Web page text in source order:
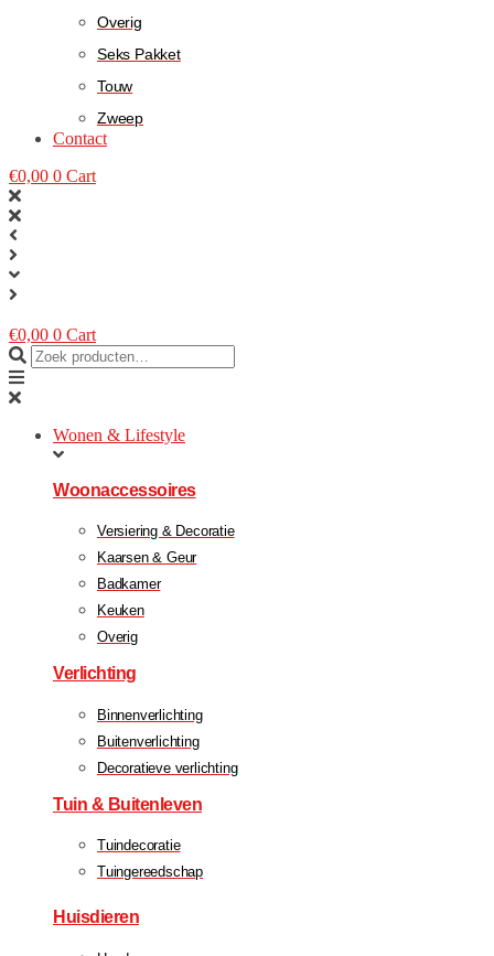
Overig
Seks Pakket
Touw
Zweep
Contact
€0,00 0 Cart
€0,00 0 Cart
Wonen & Lifestyle
Woonaccessoires
Versiering & Decoratie
Kaarsen & Geur
Badkamer
Keuken
Overig
Verlichting
Binnenverlichting
Buitenverlichting
Decoratieve verlichting
Tuin & Buitenleven
Tuindecoratie
Tuingereedschap
Huisdieren